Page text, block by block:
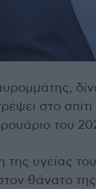
στο
του
της υγείας
θάνατο